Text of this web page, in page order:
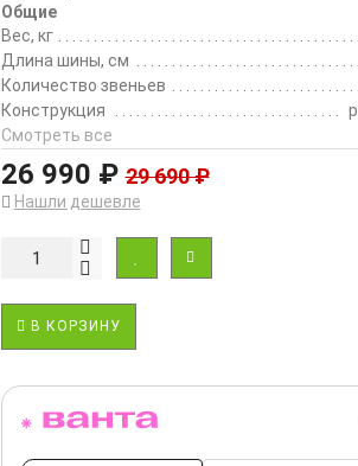
Общие
Вес, кг
Длина шины, см
Количество звеньев
Конструкция
Смотреть все
26 990 ₽ 29 690 ₽
Нашли дешевле
В КОРЗИНУ